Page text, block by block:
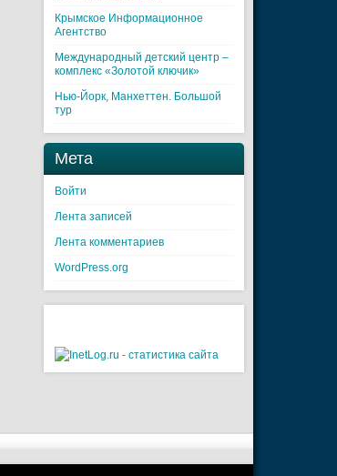
Крымское Информационное
Агентство
Международный детский центр –
комплекс «Золотой ключик»
Нью-Йорк, Манхеттен. Большой
тур
Мета
Войти
Лента записей
Лента комментариев
WordPress.org